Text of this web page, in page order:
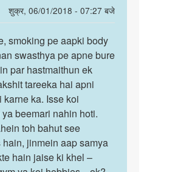
शुक्र, 06/01/2018 - 07:27 बजे
smoking pe aapki body
swasthya pe apne bure
par hastmaithun ek
tareeka hai apni
karne ka. Isse koi
beemari nahin hoti.
toh bahut see
jinmein aap samya
hain jaise ki khel –